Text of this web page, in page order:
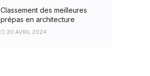
Classement des meilleures
prépas en architecture
20 AVRIL 2024